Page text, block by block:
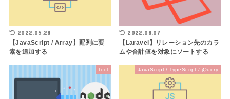
2022.05.28
【JavaScript / Array】配列に要
素を追加する
2022.08.07
【Laravel】リレーション先のカラ
ムや合計値を対象にソートする
tool JavaScript / TypeScript / jQuery